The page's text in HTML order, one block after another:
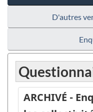
D'autres
ARCHIVÉ -